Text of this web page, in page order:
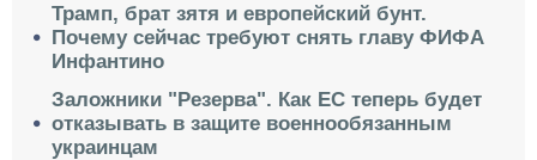
Трамп, брат зятя и европейский бунт.
Почему сейчас требуют снять главу ФИФА
Инфантино
Заложники "Резерва". Как ЕС теперь будет
отказывать в защите военнообязанным
украинцам